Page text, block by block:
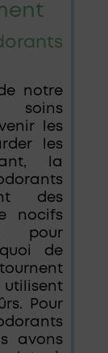
notre
soins
les
les
la
des
nocifs
pour
de
Pour
avons